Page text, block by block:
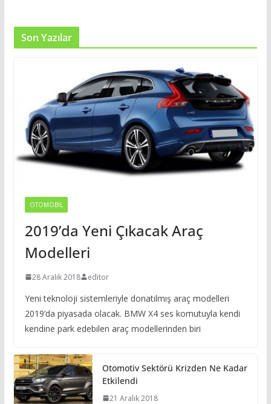
Son Yazılar
OTOMOBIL
2019’da Yeni Çıkacak Araç
Modelleri
28 Aralık 2018 editor
Yeni teknoloji sistemleriyle donatılmış araç modelleri
2019’da piyasada olacak. BMW X4 ses komutuyla kendi
kendine park edebilen araç modellerinden biri
Otomotiv Sektörü Krizden Ne Kadar
Etkilendi
21 Aralık 2018